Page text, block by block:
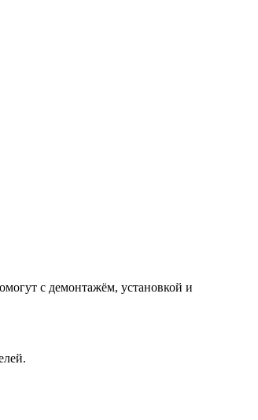
с демонтажём, установкой и